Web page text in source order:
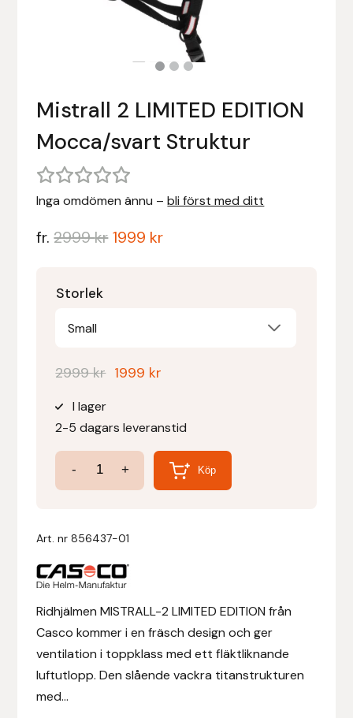
Mistrall 2 LIMITED EDITION
Mocca/svart Struktur
Inga omdömen ännu –bli först med ditt
fr. 2999kr 1999 kr
Storlek
Small
2999kr Det
var:
2999 kr.
1999 kr
är:
1999 kr.
I lager
2-5 dagars leveranstid
-
Mistrall
2
EDITION
Struktur
+ Köp
Art. nr856437-01
Ridhjälmen MISTRALL-2 LIMITED EDITION från
Casco kommer i en fräsch design och ger
ventilation i toppklass med ett fläktliknande
luftutlopp. Den slående vackra titanstrukturen
med...
Ridbyxor, kjolar, overaller mm
Ridjackor, kappor, västar mm
Ridskor och ridstövlar
Tävlingskavajer och blusar
Boett
Bomber Bits
Bucas
Denni Design / Bomber Bits
Eclipse Biofarmab
Ekholm Nordic
Ekol